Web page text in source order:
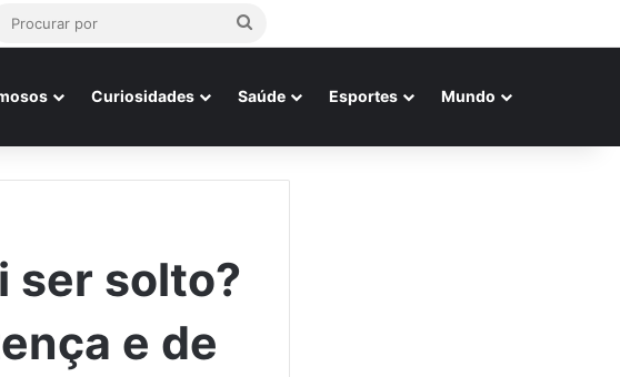
Procurar
Curiosidades Saúde Esportes Mundo
ser solto?
e de